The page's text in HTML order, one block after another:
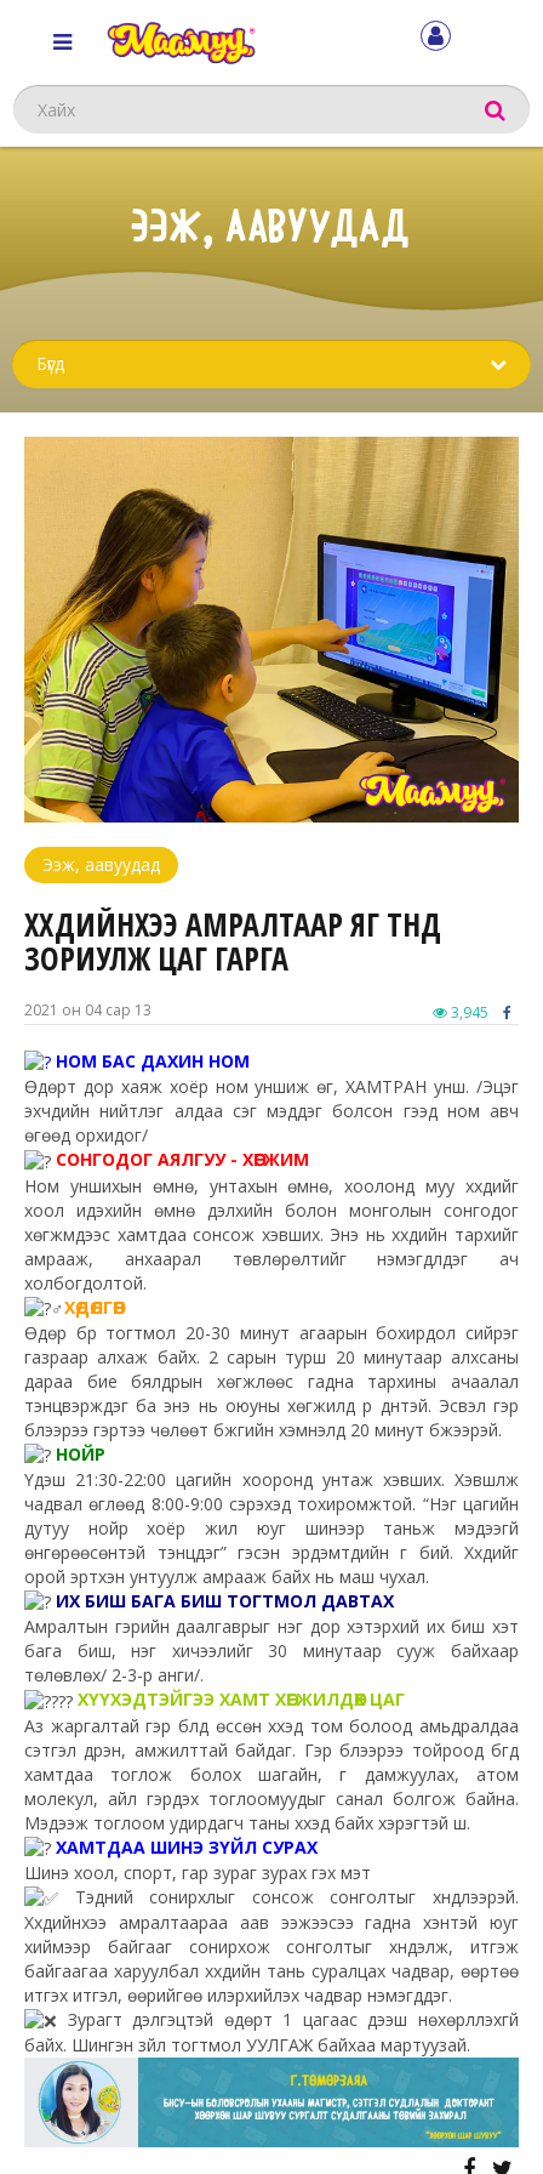
Хайх
ЭЭЖ, ААВУУДАД
Ээж, аавуудад
ХҮҮХДИЙНХЭЭ АМРАЛТААР ЯГ ТҮҮНД
ЗОРИУЛЖ ЦАГ ГАРГА
2021 он 04 сар 13 3,945
НОМ БАС ДАХИН НОМ
Өдөрт дор хаяж хоёр ном уншиж өг, ХАМТРАН унш. /Эцэг
эхчүүдийн нийтлэг алдаа үсэг мэддэг болсон гээд ном авч
өгөөд орхидог/
СОНГОДОГ АЯЛГУУ - ХӨГЖИМ
Ном уншихын өмнө, унтахын өмнө, хоолонд муу хүүхдийг
хоол идэхийн өмнө дэлхийн болон монголын сонгодог
хөгжмүүдээс хамтдаа сонсож хэвших. Энэ нь хүүхдийн тархийг
амрааж, анхаарал төвлөрөлтийг нэмэгдүүлдэг ач
холбогдолтой.
ХӨДӨЛГӨӨН
Өдөр бүр тогтмол 20-30 минут агаарын бохирдол сийрэг
газраар алхаж байх. 2 сарын турш 20 минутаар алхсаны
дараа бие бялдрын хөгжлөөс гадна тархины ачаалал
тэнцвэрждэг ба энэ нь оюуны хөгжилд үр дүнтэй. Эсвэл гэр
бүлээрээ гэртээ чөлөөт бүжгийн хэмнэлд 20 минут бүжээрэй.
НОЙР
Үдэш 21:30-22:00 цагийн хооронд унтаж хэвших. Хэвшүүлж
чадвал өглөөд 8:00-9:00 сэрэхэд тохиромжтой. “Нэг цагийн
дутуу нойр хоёр жил юуг шинээр таньж мэдээгүй
өнгөрөөсөнтэй тэнцдэг” гэсэн эрдэмтдийн үг бий. Хүүхдийг
орой эртхэн унтуулж амрааж байх нь маш чухал.
ИХ БИШ БАГА БИШ ТОГТМОЛ ДАВТАХ
Амралтын гэрийн даалгаврыг нэг дор хэтэрхий их биш хэт
бага биш, нэг хичээлийг 30 минутаар сууж байхаар
төлөвлөх/ 2-3-р анги/.
ХҮҮХЭДТЭЙГЭЭ ХАМТ ХӨГЖИЛДӨХ ЦАГ
Аз жаргалтай гэр бүлд өссөн хүүхэд том болоод амьдралдаа
сэтгэл дүүрэн, амжилттай байдаг. Гэр бүлээрээ тойроод бүгд
хамтдаа тоглож болох шагайн, үг дамжуулах, атом
молекул, айл гэрдэх тоглоомуудыг санал болгож байна.
Мэдээж тоглоом удирдагч таны хүүхэд байх хэрэгтэй шүү.
ХАМТДАА ШИНЭ ЗҮЙЛ СУРАХ
Шинэ хоол, спорт, гар зураг зурах гэх мэт
Тэдний сонирхлыг сонсож сонголтыг хүндлээрэй.
Хүүхдийнхээ амралтаараа аав ээжээсээ гадна хэнтэй юуг
хиймээр байгааг сонирхож сонголтыг хүндэлж, итгэж
байгаагаа харуулбал хүүхдийн тань суралцах чадвар, өөртөө
итгэх итгэл, өөрийгөө илэрхийлэх чадвар нэмэгддэг.
Зурагт дэлгэцтэй өдөрт 1 цагаас дээш нөхөрлүүлэхгүй
байх. Шингэн зүйл тогтмол УУЛГАЖ байхаа мартуузай.